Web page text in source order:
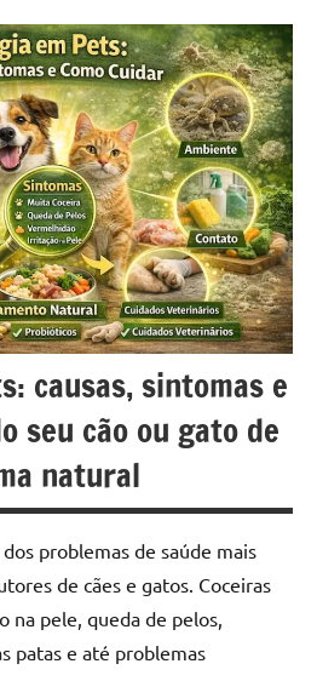
causas, sintomas e
seu cão ou gato de
natural
problemas de saúde mais
de cães e gatos. Coceiras
na pele, queda de pelos,
patas e até problemas